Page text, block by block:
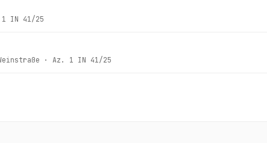
1 IN 41/25
· Az. 1 IN 41/25